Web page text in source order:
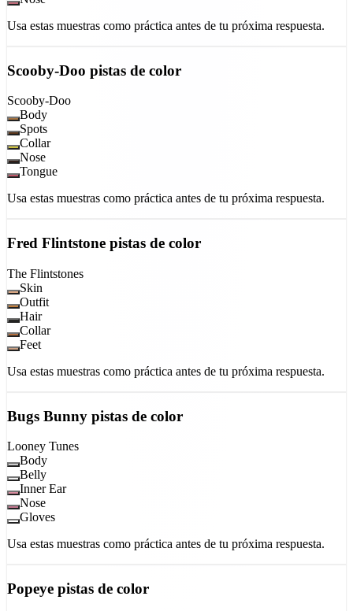
Usa estas muestras como práctica antes de tu próxima respuesta.
Scooby-Doo pistas de color
Scooby-Doo
Body
Spots
Collar
Nose
Tongue
Usa estas muestras como práctica antes de tu próxima respuesta.
Fred Flintstone pistas de color
The Flintstones
Skin
Outfit
Hair
Collar
Feet
Usa estas muestras como práctica antes de tu próxima respuesta.
Bugs Bunny pistas de color
Looney Tunes
Body
Belly
Inner Ear
Nose
Gloves
Usa estas muestras como práctica antes de tu próxima respuesta.
Popeye pistas de color